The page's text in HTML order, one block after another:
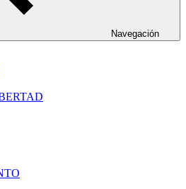
Navegación